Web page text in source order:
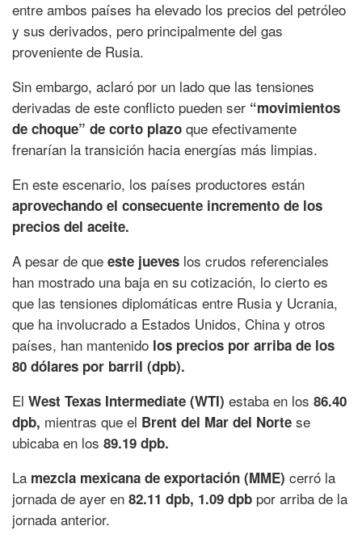
entre ambos países ha elevado los precios del petróleo
y sus derivados, pero principalmente del gas
proveniente de Rusia.
Sin embargo, aclaró por un lado que las tensiones
derivadas de este conflicto pueden ser “movimientos
de choque” de corto plazo que efectivamente
frenarían la transición hacia energías más limpias.
En este escenario, los países productores están
aprovechando el consecuente incremento de los
precios del aceite.
A pesar de que este jueves los crudos referenciales
han mostrado una baja en su cotización, lo cierto es
que las tensiones diplomáticas entre Rusia y Ucrania,
que ha involucrado a Estados Unidos, China y otros
países, han mantenido los precios por arriba de los
80 dólares por barril (dpb).
El West Texas Intermediate (WTI) estaba en los 86.40
dpb, mientras que el Brent del Mar del Norte se
ubicaba en los 89.19 dpb.
La mezcla mexicana de exportación (MME) cerró la
jornada de ayer en 82.11 dpb, 1.09 dpb por arriba de la
jornada anterior.